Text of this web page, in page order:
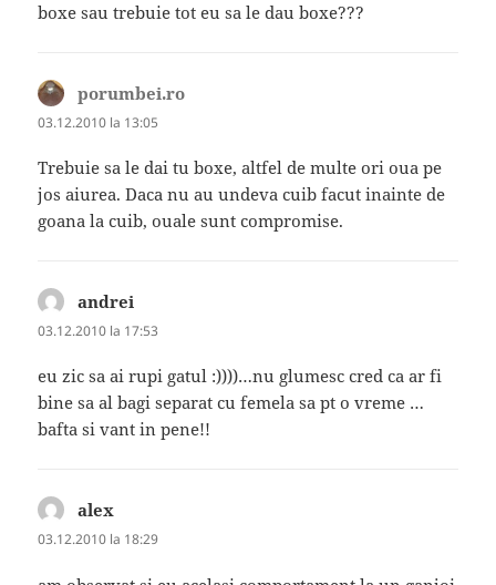
boxe sau trebuie tot eu sa le dau boxe???
porumbei.ro
03.12.2010 la 13:05
Trebuie sa le dai tu boxe, altfel de multe ori oua pe
jos aiurea. Daca nu au undeva cuib facut inainte de
goana la cuib, ouale sunt compromise.
andrei
03.12.2010 la 17:53
eu zic sa ai rupi gatul :))))…nu glumesc cred ca ar fi
bine sa al bagi separat cu femela sa pt o vreme …
bafta si vant in pene!!
alex
03.12.2010 la 18:29